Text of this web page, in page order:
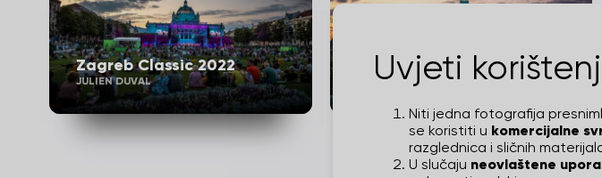
Zagreb Classic 2022
JULIEN DUVAL
Zagreb Classic 2022
JULIEN DUVAL
Uvjeti
Niti jedna fotografija
se koristiti u komercijalne
razglednica i sličnih
U slučaju neovlaštene